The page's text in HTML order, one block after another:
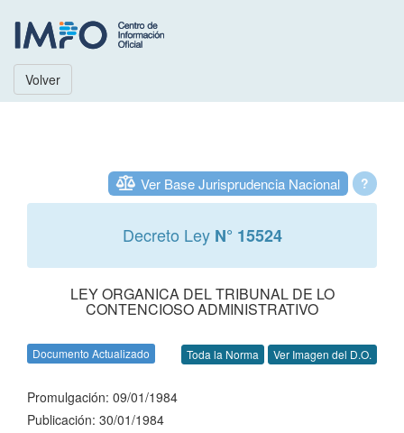
Volver
?
Ver Base Jurisprudencia Nacional
Decreto Ley N° 15524
LEY ORGANICA DEL TRIBUNAL DE LO
CONTENCIOSO ADMINISTRATIVO
Documento Actualizado Toda la Norma Ver Imagen del D.O.
Promulgación: 09/01/1984
Publicación: 30/01/1984